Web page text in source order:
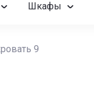
Шкафы
9